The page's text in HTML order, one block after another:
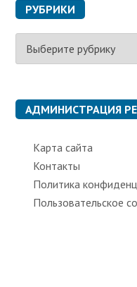
РУБРИКИ
Р
б
к
и АДМИНИСТРАЦИЯ
Карта сайта
Контакты
Политика
Пользовательское